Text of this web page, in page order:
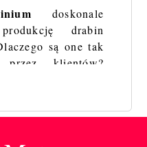
doskonale
drabin
są one tak
przez klientów?
tego materiału